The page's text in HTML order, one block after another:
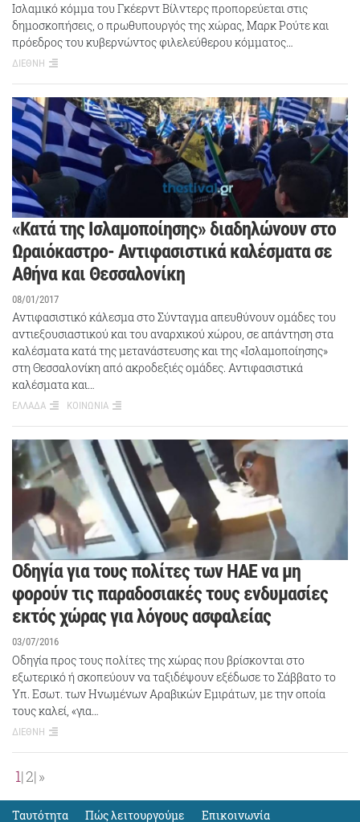
Ισλαμικό κόμμα του Γκέερντ Βίλντερς προπορεύεται στις
δημοσκοπήσεις, ο πρωθυπουργός της χώρας, Μαρκ Ρούτε και
πρόεδρος του κυβερνώντος φιλελεύθερου κόμματος…
ΔΙΕΘΝΗ
«Κατά της Ισλαμοποίησης» διαδηλώνουν στο
Ωραιόκαστρο- Αντιφασιστικά καλέσματα σε
Αθήνα και Θεσσαλονίκη
08/01/2017
Αντιφασιστικό κάλεσμα στο Σύνταγμα απευθύνουν ομάδες του
αντιεξουσιαστικού και του αναρχικού χώρου, σε απάντηση στα
καλέσματα κατά της μετανάστευσης και της «Ισλαμοποίησης»
στη Θεσσαλονίκη από ακροδεξιές ομάδες. Αντιφασιστικά
καλέσματα και…
ΕΛΛΑΔΑ ΚΟΙΝΩΝΙΑ
Οδηγία για τους πολίτες των ΗΑΕ να μη
φορούν τις παραδοσιακές τους ενδυμασίες
εκτός χώρας για λόγους ασφαλείας
03/07/2016
Oδηγία προς τους πολίτες της χώρας που βρίσκονται στο
εξωτερικό ή σκοπεύουν να ταξιδέψουν εξέδωσε το Σάββατο το
Υπ. Εσωτ. των Ηνωμένων Αραβικών Εμιράτων, με την οποία
τους καλεί, «για…
ΔΙΕΘΝΗ
1 2 »
Ταυτότητα Πώς λειτουργούμε Eπικοινωνία